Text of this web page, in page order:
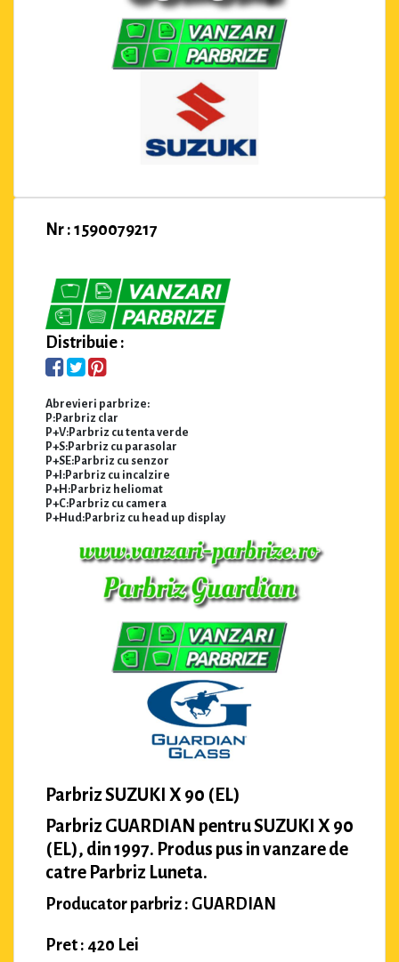
Nr : 1590079217
Distribuie :
Abrevieri parbrize:
P:Parbriz clar
P+V:Parbriz cu tenta verde
P+S:Parbriz cu parasolar
P+SE:Parbriz cu senzor
P+I:Parbriz cu incalzire
P+H:Parbriz heliomat
P+C:Parbriz cu camera
P+Hud:Parbriz cu head up display
Parbriz SUZUKI X 90 (EL)
Parbriz GUARDIAN pentru SUZUKI X 90
(EL), din 1997. Produs pus in vanzare de
catre Parbriz Luneta.
Producator parbriz : GUARDIAN
Pret : 420 Lei